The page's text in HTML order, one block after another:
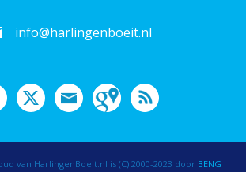
info@harlingenboeit.nl
van HarlingenBoeit.nl is (C) 2000-2023 door BENG